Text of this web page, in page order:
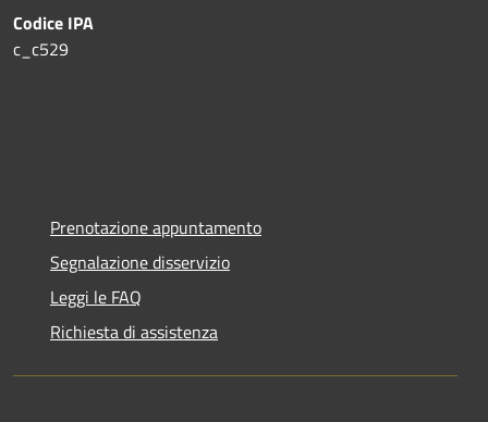
Codice IPA
c_c529
Prenotazione appuntamento
Segnalazione disservizio
Leggi le FAQ
Richiesta di assistenza